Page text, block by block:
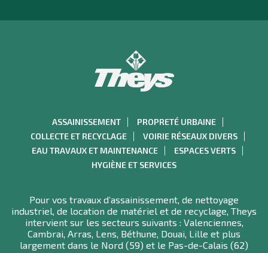
ASSAINISSEMENT
PROPRETÉ URBAINE
COLLECTE ET RECYCLAGE
VOIRIE RÉSEAUX DIVERS
EAU TRAVAUX ET MAINTENANCE
ESPACES VERTS
HYGIÈNE ET SERVICES
Pour vos travaux d’assainissement, de nettoyage
industriel, de location de matériel et de recyclage, Theys
intervient sur les secteurs suivants : Valenciennes,
Cambrai, Arras, Lens, Béthune, Douai, Lille et plus
largement dans le Nord (59) et le Pas-de-Calais (62)